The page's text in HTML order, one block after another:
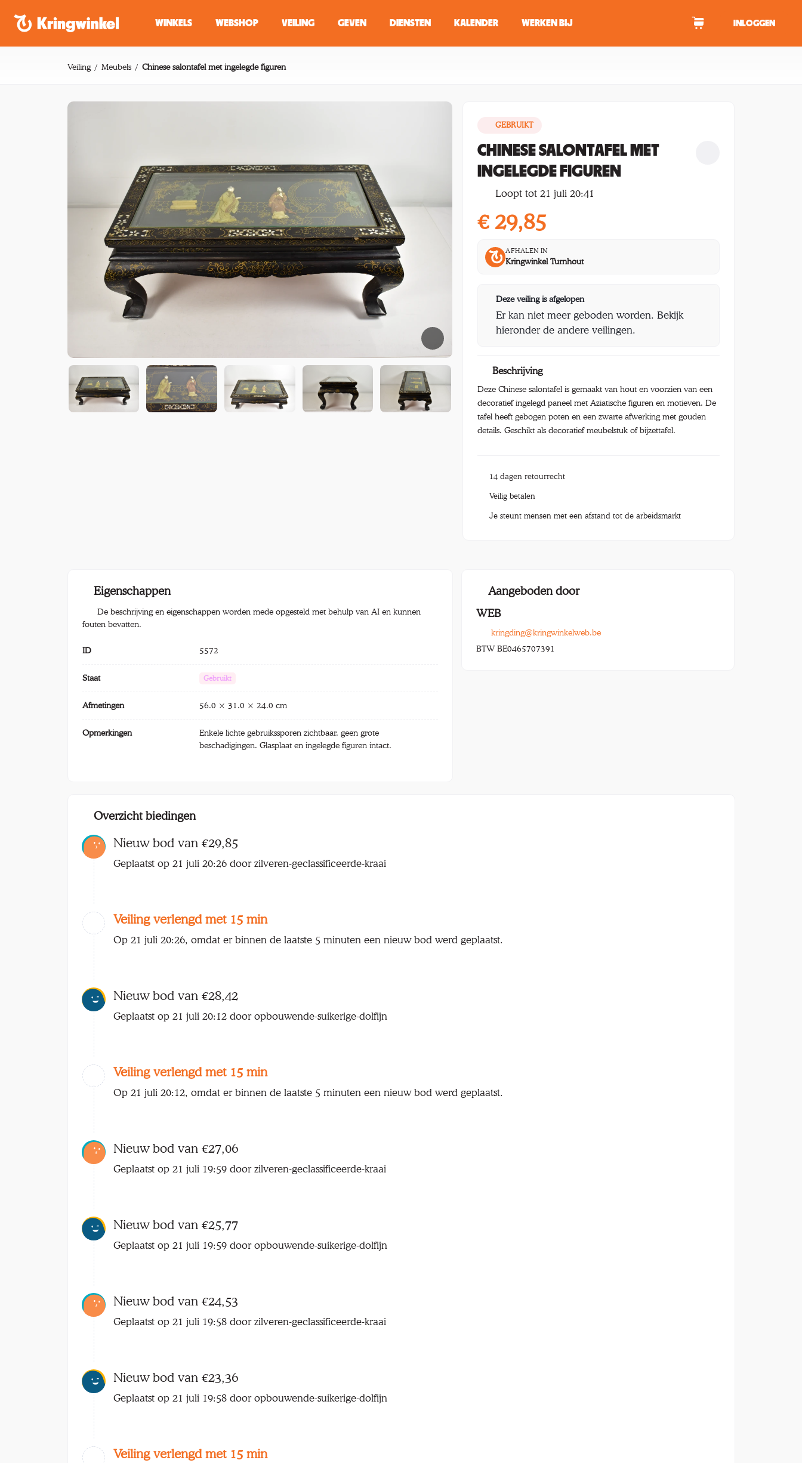
WINKELS
WEBSHOP VEILING GEVEN DIENSTEN KALENDER WERKEN BIJ INLOGGEN
Veiling Meubels Chinese salontafel met ingelegde figuren
GEBRUIKT
CHINESE SALONTAFEL MET
INGELEGDE FIGUREN
Loopt tot 21 juli 20:41
€29,85
AFHALEN IN
Kringwinkel Turnhout
Deze veiling is afgelopen
Er kan niet meer geboden worden. Bekijk
hieronder de andere veilingen.
Beschrijving
Deze Chinese salontafel is gemaakt van hout en voorzien van een
decoratief ingelegd paneel met Aziatische figuren en motieven. De
tafel heeft gebogen poten en een zwarte afwerking met gouden
details. Geschikt als decoratief meubelstuk of bijzettafel.
14 dagen retourrecht
Veilig betalen
Je steunt mensen met een afstand tot de arbeidsmarkt
Eigenschappen
De beschrijving en eigenschappen worden mede opgesteld met behulp van AI en kunnen
fouten bevatten.
ID 5572
Staat Gebruikt
Afmetingen 56.0 × 31.0 × 24.0 cm
Opmerkingen
Enkele lichte gebruikssporen zichtbaar, geen grote
beschadigingen. Glasplaat en ingelegde figuren intact.
Aangeboden door
WEB
kringding@kringwinkelweb.be
BTW BE0465707391
Overzicht biedingen
Nieuw bod van €29,85
Geplaatst op 21 juli 20:26 door zilveren-geclassificeerde-kraai
Veiling verlengd met 15 min
Op 21 juli 20:26, omdat er binnen de laatste 5 minuten een nieuw bod werd geplaatst.
Nieuw bod van €28,42
Geplaatst op 21 juli 20:12 door opbouwende-suikerige-dolfijn
Veiling verlengd met 15 min
Op 21 juli 20:12, omdat er binnen de laatste 5 minuten een nieuw bod werd geplaatst.
Nieuw bod van €27,06
Geplaatst op 21 juli 19:59 door zilveren-geclassificeerde-kraai
Nieuw bod van €25,77
Geplaatst op 21 juli 19:59 door opbouwende-suikerige-dolfijn
Nieuw bod van €24,53
Geplaatst op 21 juli 19:58 door zilveren-geclassificeerde-kraai
Nieuw bod van €23,36
Geplaatst op 21 juli 19:58 door opbouwende-suikerige-dolfijn
Veiling verlengd met 15 min